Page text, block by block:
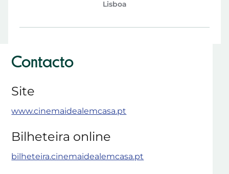
Lisboa
Contacto
Site
www.cinemaidealemcasa.pt
Bilheteira online
bilheteira.cinemaidealemcasa.pt